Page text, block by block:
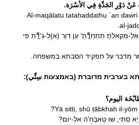
عَنْ دَوْرِ الجَدَّةِ فِي الأُسْرَة.
תעתיק לטיני: Al-maqālatu tataḥaddathu ʿan dawri
al-
אַלְ-מַקַאלַתֻ תַתַחַדַّّתֻ' עַן דַוְרִ (א)לְ-גַ'דַّّתִ פִי
מדבר על תפקיד הסבתא במשפחה.
اليوم؟
סִתִּי, שׁוּ טַאבְּחַ'ה אִלְ-יוֹם?